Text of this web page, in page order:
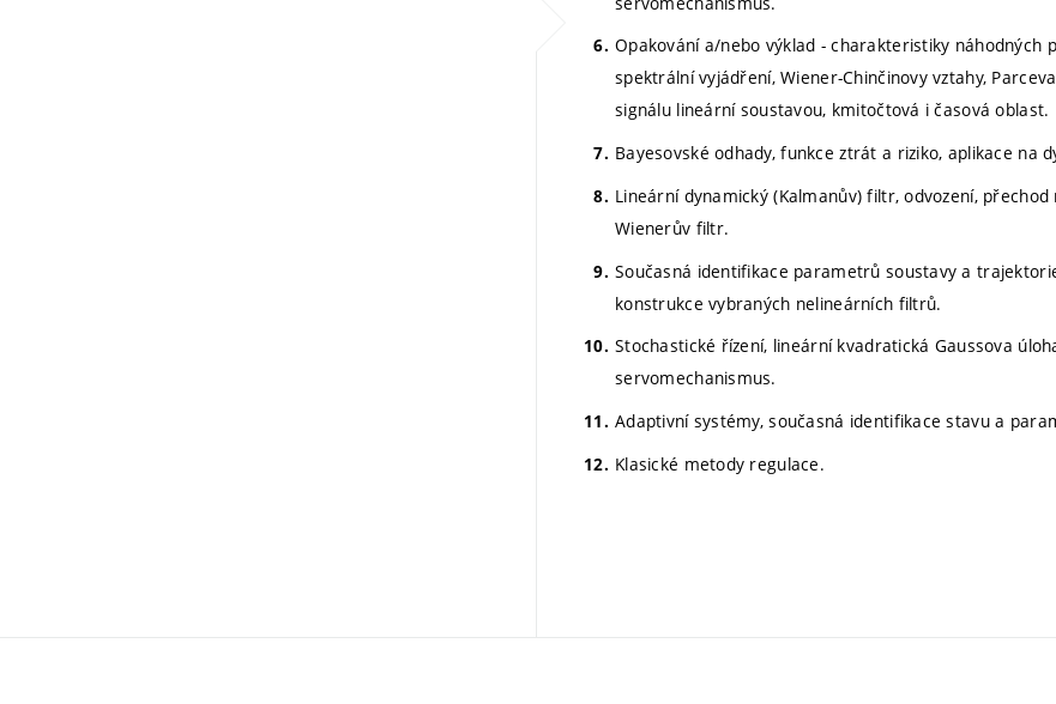
Opakování a/nebo výklad - charakteristiky náhodných
spektrální vyjádření, Wiener-Chinčinovy vztahy,
signálu lineární soustavou, kmitočtová i časová oblast.
Bayesovské odhady, funkce ztrát a riziko, aplikace na
Lineární dynamický (Kalmanův) filtr, odvození,
Wienerův filtr.
Současná identifikace parametrů soustavy a
konstrukce vybraných nelineárních filtrů.
Stochastické řízení, lineární kvadratická Gaussova
servomechanismus.
Adaptivní systémy, současná identifikace stavu a
Klasické metody regulace.